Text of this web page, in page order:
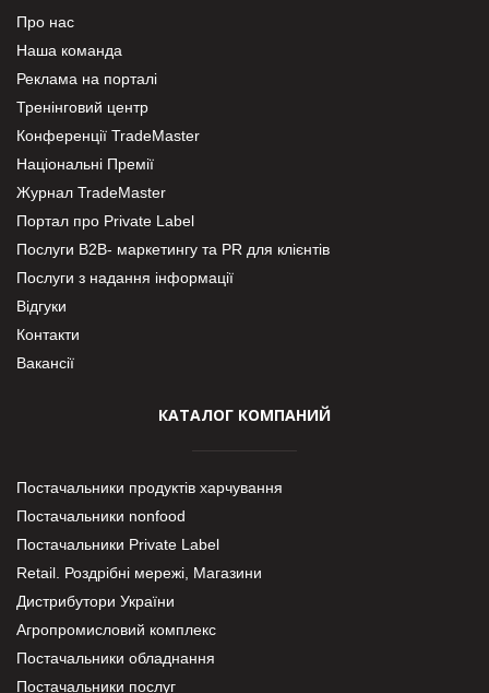
Про нас
Наша команда
Реклама на порталі
Тренінговий центр
Конференції TradeMaster
Національні Премії
Журнал TradeMaster
Портал про Private Label
Послуги В2В- маркетингу та PR для клієнтів
Послуги з надання інформації
Відгуки
Контакти
Вакансії
КАТАЛОГ КОМПАНИЙ
Постачальники продуктів харчування
Постачальники nonfood
Постачальники Private Label
Retail. Роздрібні мережі, Магазини
Дистрибутори України
Агропромисловий комплекс
Постачальники обладнання
Постачальники послуг